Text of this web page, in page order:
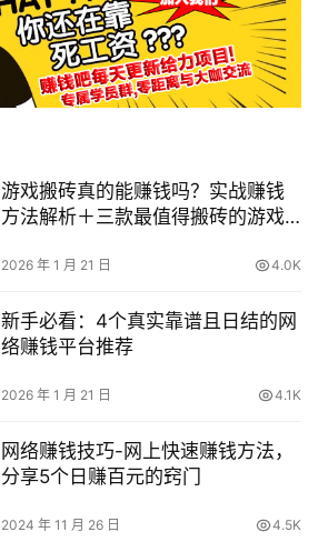
游戏搬砖真的能赚钱吗？实战赚钱
方法解析＋三款最值得搬砖的游戏
2026 年 1 月 21 日 4.0K
新手必看：4个真实靠谱且日结的网
络赚钱平台推荐
2026 年 1 月 21 日 4.1K
网络赚钱技巧-网上快速赚钱方法，
分享5个日赚百元的窍门
2024 年 11 月 26 日 4.5K